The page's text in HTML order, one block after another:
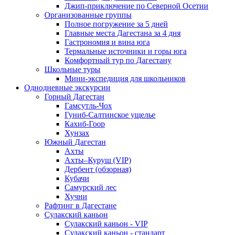
Джип-приключение по Северной Осетии
Организованные группы
Полное погружение за 5 дней
Главные места Дагестана за 4 дня
Гастрономия и вина юга
Термальные источники и горы юга
Комфортный тур по Дагестану
Школьные туры
Мини-экспедиция для школьников
Однодневные экскурсии
Горный Дагестан
Гамсутль-Чох
Гуниб-Салтинское ущелье
Кахиб-Гоор
Хунзах
Южный Дагестан
Ахты
Ахты–Куруш (VIP)
Дербент (обзорная)
Кубачи
Самурский лес
Хучни
Рафтинг в Дагестане
Сулакский каньон
Сулакский каньон - VIP
Сулакский каньон - стандарт